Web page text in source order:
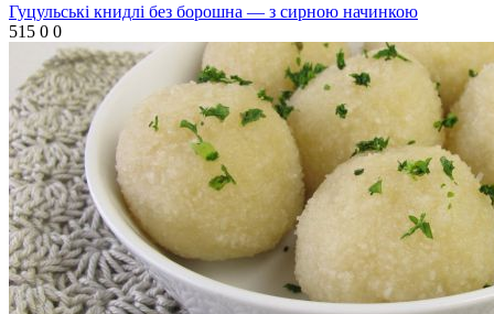
Гуцульські книдлі без борошна — з сирною начинкою
515 0 0